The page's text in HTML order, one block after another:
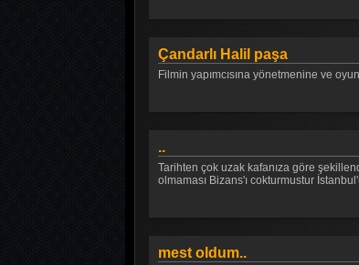
Çandarlı Halil paşa
Filmin yapımcısına yönetmenine ve
..
Tarihten çok uzak kafanıza göre
olmaması Bizans'ı cokturmustur
mest oldum..